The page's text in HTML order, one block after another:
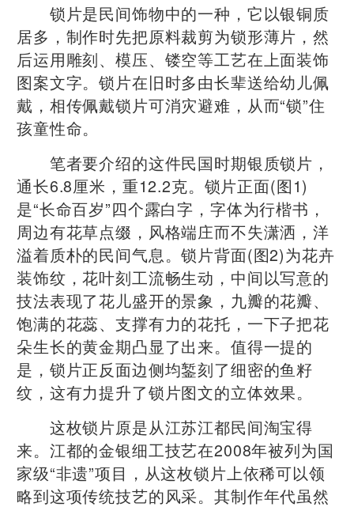
锁片是民间饰物中的一种，它以银铜质
居多，制作时先把原料裁剪为锁形薄片，然
后运用雕刻、模压、镂空等工艺在上面装饰
图案文字。锁片在旧时多由长辈送给幼儿佩
戴，相传佩戴锁片可消灾避难，从而“锁”住
孩童性命。
笔者要介绍的这件民国时期银质锁片，
通长6.8厘米，重12.2克。锁片正面(图1)
是“长命百岁”四个露白字，字体为行楷书，
周边有花草点缀，风格端庄而不失潇洒，洋
溢着质朴的民间气息。锁片背面(图2)为花卉
装饰纹，花叶刻工流畅生动，中间以写意的
技法表现了花儿盛开的景象，九瓣的花瓣、
饱满的花蕊、支撑有力的花托，一下子把花
朵生长的黄金期凸显了出来。值得一提的
是，锁片正反面边侧均錾刻了细密的鱼籽
纹，这有力提升了锁片图文的立体效果。
这枚锁片原是从江苏江都民间淘宝得
来。江都的金银细工技艺在2008年被列为国
家级“非遗”项目，从这枚锁片上依稀可以领
略到这项传统技艺的风采。其制作年代虽然